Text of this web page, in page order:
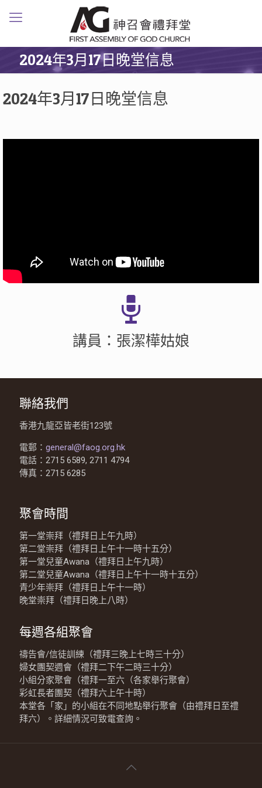
2024年3月17日晚堂信息
2024年3月17日晚堂信息
講員：張潔樺姑娘
聯絡我們
香港九龍亞皆老街123號
電郵： general@faog.org.hk
電話：2715 6589, 2711 4794
傳真：2715 6285
聚會時間
第一堂崇拜（禮拜日上午九時）
第二堂崇拜（禮拜日上午十一時十五分）
第一堂兒童Awana（禮拜日上午九時）
第二堂兒童Awana（禮拜日上午十一時十五分）
青少年崇拜（禮拜日上午十一時）
晚堂崇拜（禮拜日晚上八時）
每週各組聚會
禱告會/信徒訓練（禮拜三晚上七時三十分）
婦女團契週會（禮拜二下午二時三十分）
小組分家聚會（禮拜一至六（各家舉行聚會）
彩虹長者團契（禮拜六上午十時）
本堂各「家」的小組在不同地點舉行聚會（由禮拜日至禮
拜六）。詳細情況可致電查詢。